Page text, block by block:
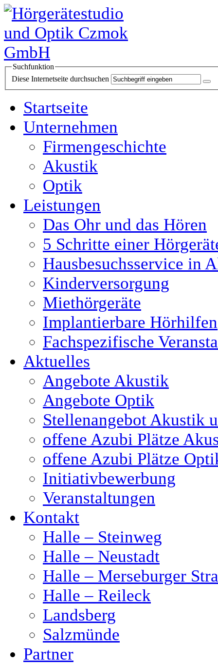
Suchfunktion
Diese Internetseite durchsuchen
Startseite
Unternehmen
Firmengeschichte
Akustik
Optik
Leistungen
Das Ohr und das Hören
5 Schritte einer
Hausbesuchsservice in
Kinderversorgung
Miethörgeräte
Implantierbare Hörhilfen
Fachspezifische
Aktuelles
Angebote Akustik
Angebote Optik
Stellenangebot Akustik
offene Azubi Plätze
offene Azubi Plätze
Initiativbewerbung
Veranstaltungen
Kontakt
Halle – Steinweg
Halle – Neustadt
Halle – Merseburger
Halle – Reileck
Landsberg
Salzmünde
Partner